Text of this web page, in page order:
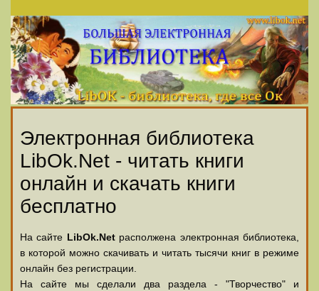
Электронная библиотека
LibOk.Net - читать книги
онлайн и скачать книги
бесплатно
На сайте LibOk.Netрасполжена электронная библиотека,
в которой можно скачивать и читать тысячи книг в режиме
онлайн без регистрации.
На сайте мы сделали два раздела - "Творчество" и